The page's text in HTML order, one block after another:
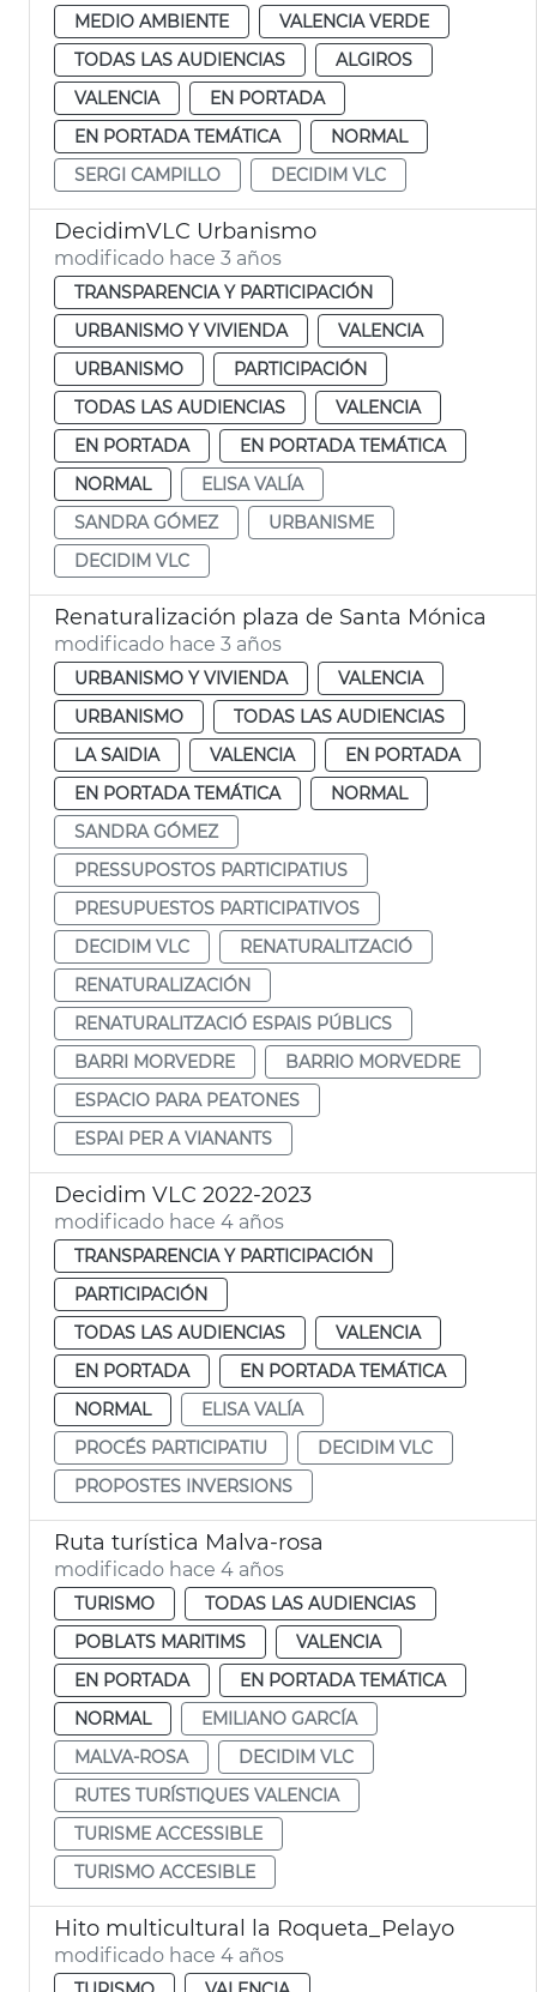
MEDIO AMBIENTE
VALENCIA VERDE
TODAS LAS AUDIENCIAS
ALGIROS
VALENCIA
EN PORTADA
EN PORTADA TEMÁTICA
NORMAL
SERGI CAMPILLO
DECIDIM VLC
DecidimVLC Urbanismo
modificado hace 3 años
TRANSPARENCIA Y PARTICIPACIÓN
URBANISMO Y VIVIENDA
VALENCIA
URBANISMO
PARTICIPACIÓN
TODAS LAS AUDIENCIAS
VALENCIA
EN PORTADA
EN PORTADA TEMÁTICA
NORMAL
ELISA VALÍA
SANDRA GÓMEZ
URBANISME
DECIDIM VLC
Renaturalización plaza de Santa Mónica
modificado hace 3 años
URBANISMO Y VIVIENDA
VALENCIA
URBANISMO
TODAS LAS AUDIENCIAS
LA SAIDIA
VALENCIA
EN PORTADA
EN PORTADA TEMÁTICA
NORMAL
SANDRA GÓMEZ
PRESSUPOSTOS PARTICIPATIUS
PRESUPUESTOS PARTICIPATIVOS
DECIDIM VLC
RENATURALITZACIÓ
RENATURALIZACIÓN
RENATURALITZACIÓ ESPAIS PÚBLICS
BARRI MORVEDRE
BARRIO MORVEDRE
ESPACIO PARA PEATONES
ESPAI PER A VIANANTS
Decidim VLC 2022-2023
modificado hace 4 años
TRANSPARENCIA Y PARTICIPACIÓN
PARTICIPACIÓN
TODAS LAS AUDIENCIAS
VALENCIA
EN PORTADA
EN PORTADA TEMÁTICA
NORMAL
ELISA VALÍA
PROCÉS PARTICIPATIU
DECIDIM VLC
PROPOSTES INVERSIONS
Ruta turística Malva-rosa
modificado hace 4 años
TURISMO
TODAS LAS AUDIENCIAS
POBLATS MARITIMS
VALENCIA
EN PORTADA
EN PORTADA TEMÁTICA
NORMAL
EMILIANO GARCÍA
MALVA-ROSA
DECIDIM VLC
RUTES TURÍSTIQUES VALENCIA
TURISME ACCESSIBLE
TURISMO ACCESIBLE
Hito multicultural la Roqueta_Pelayo
modificado hace 4 años